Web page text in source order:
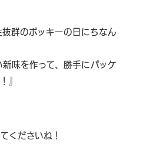
群のポッキーの日にちなん
新味を作って、勝手にパッケ
』
くださいね！